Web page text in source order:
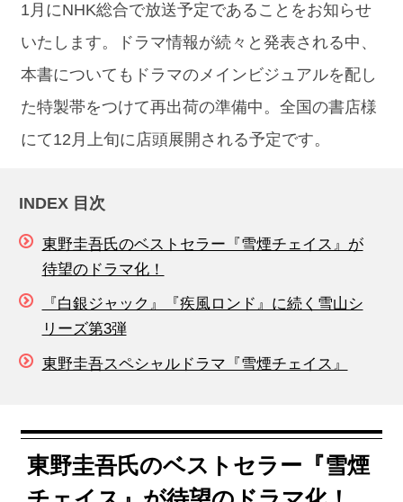
1月にNHK総合で放送予定であることをお知らせ
いたします。ドラマ情報が続々と発表される中、
本書についてもドラマのメインビジュアルを配し
た特製帯をつけて再出荷の準備中。全国の書店様
にて12月上旬に店頭展開される予定です。
INDEX 目次
東野圭吾氏のベストセラー『雪煙チェイス』が
待望のドラマ化！
『白銀ジャック』『疾風ロンド』に続く雪山シ
リーズ第3弾
東野圭吾スペシャルドラマ『雪煙チェイス』
東野圭吾氏のベストセラー『雪煙